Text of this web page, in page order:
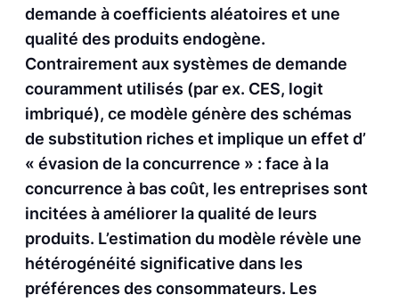
demande à coefficients aléatoires et une
qualité des produits endogène.
Contrairement aux systèmes de demande
couramment utilisés (par ex. CES, logit
imbriqué), ce modèle génère des schémas
de substitution riches et implique un effet d’
« évasion de la concurrence » : face à la
concurrence à bas coût, les entreprises sont
incitées à améliorer la qualité de leurs
produits. L’estimation du modèle révèle une
hétérogénéité significative dans les
préférences des consommateurs. Les